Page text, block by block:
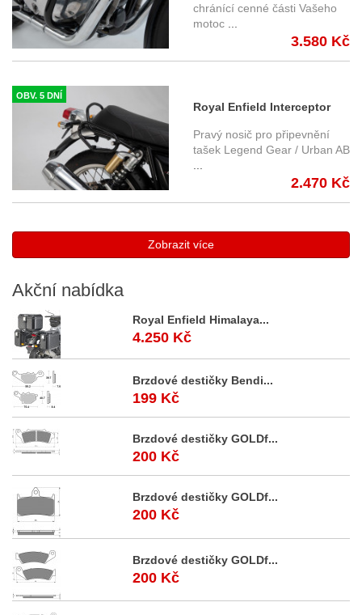
Motech
chránící cenné části Vašeho
motoc
3.580 Kč
OBV. 5 DNÍ
Royal Enfield Interceptor
650 (19-) - pravý boční
nosič SLC, SW-Motech
HTA.41.937.11000
Pravý nosič pro připevnění
tašek Legend Gear / Urban AB
2.470 Kč
Zobrazit více
Akční nabídka
Royal Enfield Himalaya...
4.250 Kč
Brzdové destičky Bendi...
199 Kč
Brzdové destičky GOLDf...
200 Kč
Brzdové destičky GOLDf...
200 Kč
Brzdové destičky GOLDf...
200 Kč